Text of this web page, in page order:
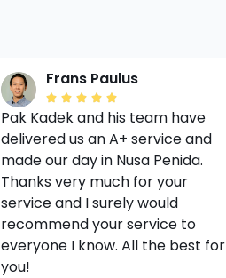
Frans Paulus
Pak Kadek and his team have
delivered us an A+ service and
made our day in Nusa Penida.
Thanks very much for your
service and I surely would
recommend your service to
everyone I know. All the best for
you!